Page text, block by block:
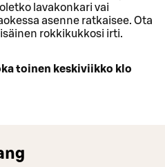
lavakonkari vai
asenne ratkaisee. Ota
rokkikukkosi irti.
toinen keskiviikko klo